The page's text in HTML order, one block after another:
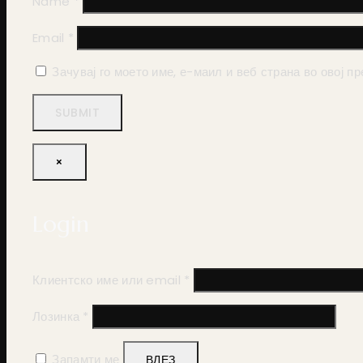
Email *
Зачувај го моето име, е-маил и веб страна во овој
×
Клиентско име или email *
Лозинка *
Запамти ме ВЛЕЗ